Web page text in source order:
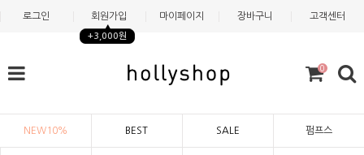
로그인 회원가입
+3,000원
마이페이지 장바구니 고객센터
0
NEW10% BEST SALE 펌프스